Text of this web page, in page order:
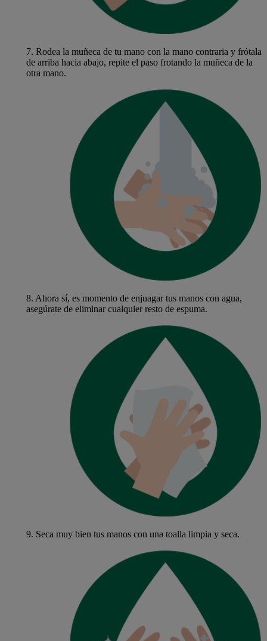
7. Rodea la muñeca de tu mano con la mano contraria y frótala
de arriba hacia abajo, repite el paso frotando la muñeca de la
otra mano.
8. Ahora sí, es momento de enjuagar tus manos con agua,
asegúrate de eliminar cualquier resto de espuma.
9. Seca muy bien tus manos con una toalla limpia y seca.